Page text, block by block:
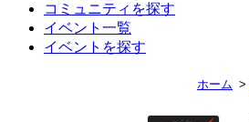
コミュニティを探す
イベント一覧
イベントを探す
ホーム